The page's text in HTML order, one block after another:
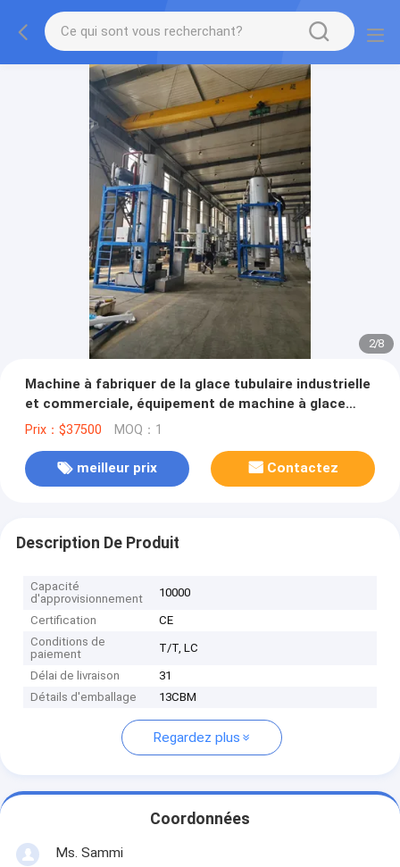
2/8
Machine à fabriquer de la glace tubulaire industrielle
et commerciale, équipement de machine à glace
tubulaire 10t 15t 20t 30t par jour
Prix：$37500 MOQ：1
meilleur prix Contactez
Description De Produit
Capacité
d'approvisionnement
10000
Certification
CE
Conditions de
paiement
T/T, LC
Délai de livraison
31
Détails d'emballage
13CBM
Regardez plus
Coordonnées
Ms. Sammi